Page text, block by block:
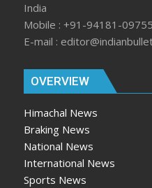
India
Mobile : +91-94181-
E-mail :
OVERVIEW
Himachal News
Braking News
National News
International News
Sports News